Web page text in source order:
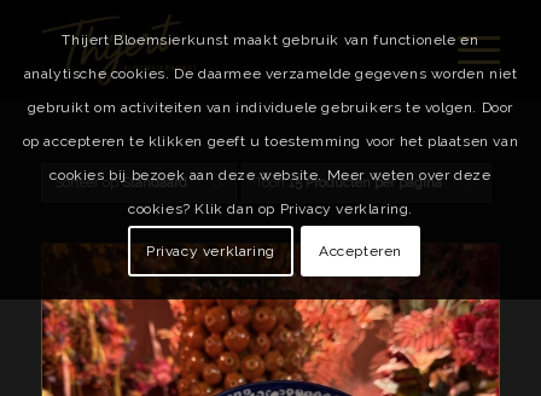
Sorteer opStandaard Toon15 Producten per pagina
Thijert Bloemsierkunst maakt gebruik van functionele en
analytische cookies. De daarmee verzamelde gegevens worden niet
gebruikt om activiteiten van individuele gebruikers te volgen. Door
op accepteren te klikken geeft u toestemming voor het plaatsen van
cookies bij bezoek aan deze website. Meer weten over deze
cookies? Klik dan op Privacy verklaring.
Privacy verklaring Accepteren